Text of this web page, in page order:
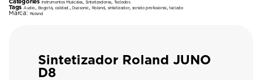
Categories Instrumentos Musicales Sintetizadores Teclados
Tags Audio Bogotá, calidad. ,Duosonic Roland sintetizador, sonido profesional,teclado
Marca: Roland
Sintetizador Roland JUNO
D8